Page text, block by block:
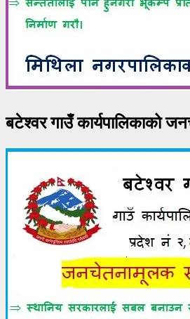
बटेश्वर गाउँ कार्यपालिकाको